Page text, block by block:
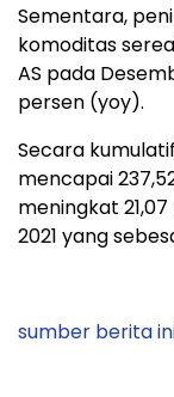
Sementara,
komoditas
AS pada
persen (yoy).
Secara
mencapai
meningkat
2021 yang
sumber berita